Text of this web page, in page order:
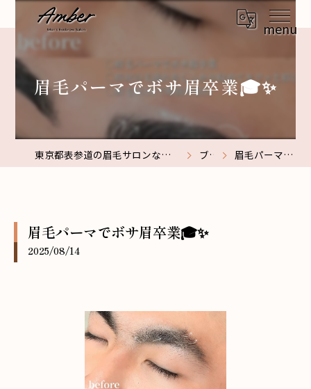
眉毛パーマでボサ眉卒業🎓✨
東京都表参道の眉毛サロンなら【メンズ眉毛サロン】Amber表参道 ブログ 眉毛パーマでボサ眉卒業🎓✨
眉毛パーマでボサ眉卒業🎓✨
2025/08/14